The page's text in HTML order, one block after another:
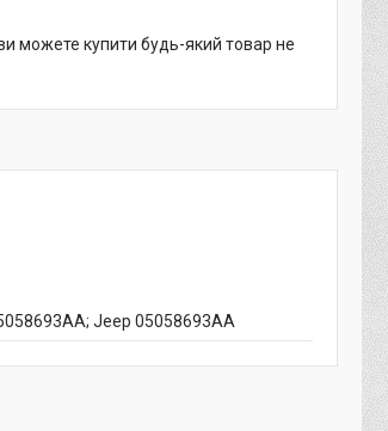
можете купити будь-який товар не
Jeep 05058693AA